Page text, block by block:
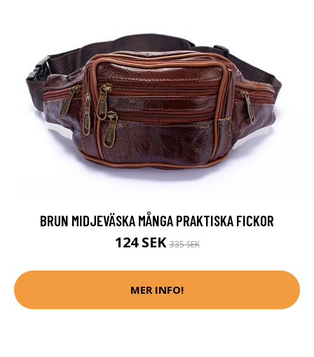
BRUN MIDJEVÄSKA MÅNGA PRAKTISKA FICKOR
124 SEK335 SEK
MER INFO!